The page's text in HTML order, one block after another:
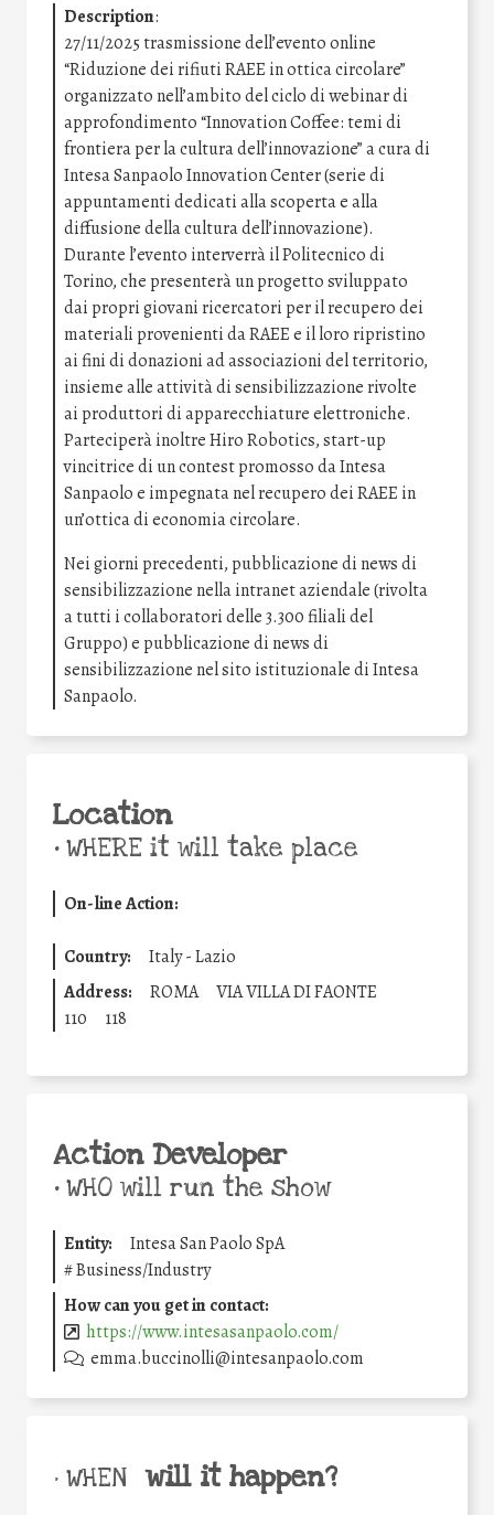
Description:
27/11/2025 trasmissione dell’evento online
“Riduzione dei rifiuti RAEE in ottica circolare”
organizzato nell’ambito del ciclo di webinar di
approfondimento “Innovation Coffee: temi di
frontiera per la cultura dell’innovazione” a cura di
Intesa Sanpaolo Innovation Center (serie di
appuntamenti dedicati alla scoperta e alla
diffusione della cultura dell’innovazione).
Durante l’evento interverrà il Politecnico di
Torino, che presenterà un progetto sviluppato
dai propri giovani ricercatori per il recupero dei
materiali provenienti da RAEE e il loro ripristino
ai fini di donazioni ad associazioni del territorio,
insieme alle attività di sensibilizzazione rivolte
ai produttori di apparecchiature elettroniche.
Parteciperà inoltre Hiro Robotics, start-up
vincitrice di un contest promosso da Intesa
Sanpaolo e impegnata nel recupero dei RAEE in
un’ottica di economia circolare.
Nei giorni precedenti, pubblicazione di news di
sensibilizzazione nella intranet aziendale (rivolta
a tutti i collaboratori delle 3.300 filiali del
Gruppo) e pubblicazione di news di
sensibilizzazione nel sito istituzionale di Intesa
Sanpaolo.
Location
•WHERE it will take place
On-line Action:
Country:
Italy - Lazio
Address:
ROMA
VIA VILLA DI FAONTE
110
118
Action Developer
•WHO will run the show
Entity:
Intesa San Paolo SpA
#Business/Industry
How can you get in contact:
https://www.intesasanpaolo.com/
emma.buccinolli@intesanpaolo.com
• WHEN will it happen?